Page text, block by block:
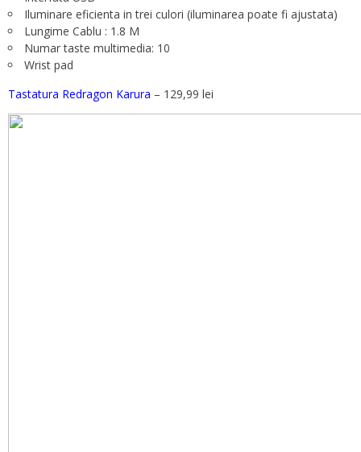
Iluminare eficienta in trei culori (iluminarea poate fi ajustata)
Lungime Cablu : 1.8 M
Numar taste multimedia: 10
Wrist pad
Tastatura Redragon Karura – 129,99 lei